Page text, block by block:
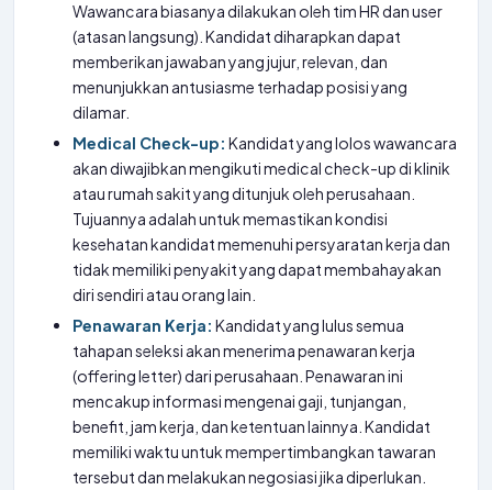
Wawancara biasanya dilakukan oleh tim HR dan user
(atasan langsung). Kandidat diharapkan dapat
memberikan jawaban yang jujur, relevan, dan
menunjukkan antusiasme terhadap posisi yang
dilamar.
Medical Check-up: Kandidat yang lolos wawancara
akan diwajibkan mengikuti medical check-up di klinik
atau rumah sakit yang ditunjuk oleh perusahaan.
Tujuannya adalah untuk memastikan kondisi
kesehatan kandidat memenuhi persyaratan kerja dan
tidak memiliki penyakit yang dapat membahayakan
diri sendiri atau orang lain.
Penawaran Kerja: Kandidat yang lulus semua
tahapan seleksi akan menerima penawaran kerja
(offering letter) dari perusahaan. Penawaran ini
mencakup informasi mengenai gaji, tunjangan,
benefit, jam kerja, dan ketentuan lainnya. Kandidat
memiliki waktu untuk mempertimbangkan tawaran
tersebut dan melakukan negosiasi jika diperlukan.